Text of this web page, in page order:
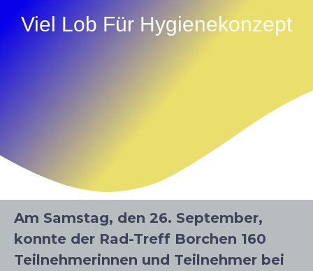
Viel Lob Für Hygienekonzept
Am Samstag, den 26. September,
konnte der Rad-Treff Borchen 160
Teilnehmerinnen und Teilnehmer bei